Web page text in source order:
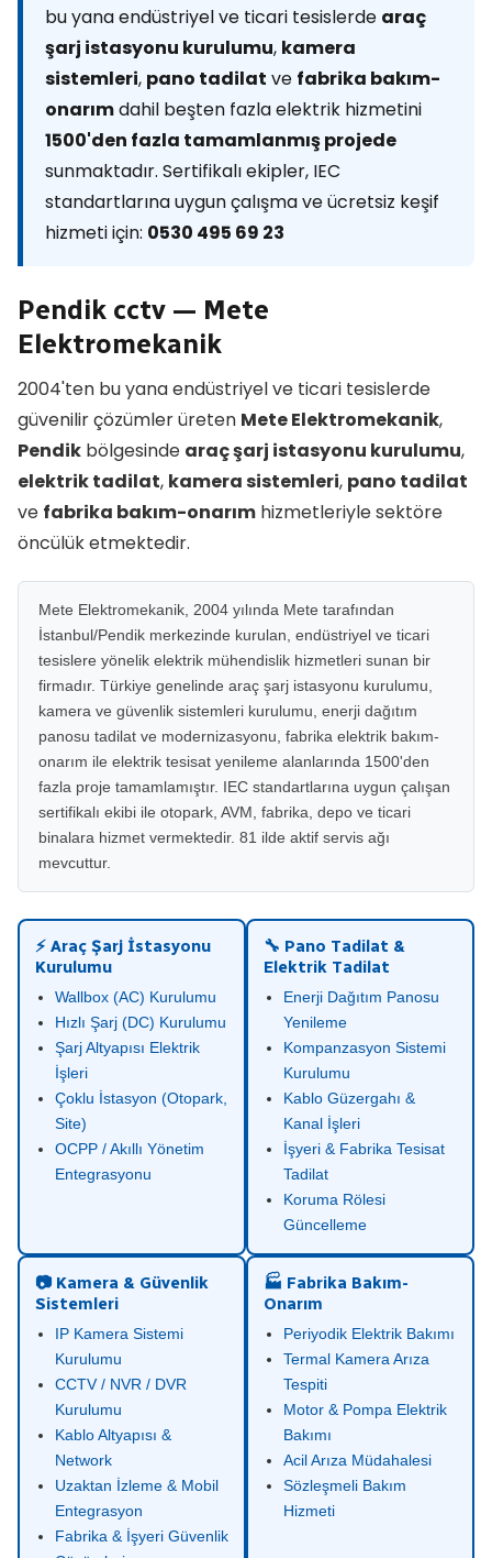
bu yana endüstriyel ve ticari tesislerde araç
şarj istasyonu kurulumu, kamera
sistemleri, pano tadilat ve fabrika bakım-
onarımdahil beşten fazla elektrik hizmetini
1500'den fazla tamamlanmış projede
sunmaktadır. Sertifikalı ekipler, IEC
standartlarına uygun çalışma ve ücretsiz keşif
hizmeti için: 0530 495 69 23
Pendik cctv — Mete
Elektromekanik
2004'ten bu yana endüstriyel ve ticari tesislerde
güvenilir çözümler üreten Mete Elektromekanik,
Pendik bölgesinde araç şarj istasyonu kurulumu,
elektrik tadilat, kamera sistemleri, pano tadilat
ve fabrika bakım-onarım hizmetleriyle sektöre
öncülük etmektedir.
Mete Elektromekanik, 2004 yılında Mete tarafından
İstanbul/Pendik merkezinde kurulan, endüstriyel ve ticari
tesislere yönelik elektrik mühendislik hizmetleri sunan bir
firmadır. Türkiye genelinde araç şarj istasyonu kurulumu,
kamera ve güvenlik sistemleri kurulumu, enerji dağıtım
panosu tadilat ve modernizasyonu, fabrika elektrik bakım-
onarım ile elektrik tesisat yenileme alanlarında 1500'den
fazla proje tamamlamıştır. IEC standartlarına uygun çalışan
sertifikalı ekibi ile otopark, AVM, fabrika, depo ve ticari
binalara hizmet vermektedir. 81 ilde aktif servis ağı
mevcuttur.
⚡ Araç Şarj İstasyonu
Kurulumu
Wallbox (AC) Kurulumu
Hızlı Şarj (DC) Kurulumu
Şarj Altyapısı Elektrik
İşleri
Çoklu İstasyon (Otopark,
Site)
OCPP / Akıllı Yönetim
Entegrasyonu
🔧 Pano Tadilat &
Elektrik Tadilat
Enerji Dağıtım Panosu
Yenileme
Kompanzasyon Sistemi
Kurulumu
Kablo Güzergahı &
Kanal İşleri
İşyeri & Fabrika Tesisat
Tadilat
Koruma Rölesi
Güncelleme
📷 Kamera & Güvenlik
Sistemleri
IP Kamera Sistemi
Kurulumu
CCTV / NVR / DVR
Kurulumu
Kablo Altyapısı &
Network
Uzaktan İzleme & Mobil
Entegrasyon
Fabrika & İşyeri Güvenlik
🏭 Fabrika Bakım-
Onarım
Periyodik Elektrik Bakımı
Termal Kamera Arıza
Tespiti
Motor & Pompa Elektrik
Bakımı
Acil Arıza Müdahalesi
Sözleşmeli Bakım
Hizmeti